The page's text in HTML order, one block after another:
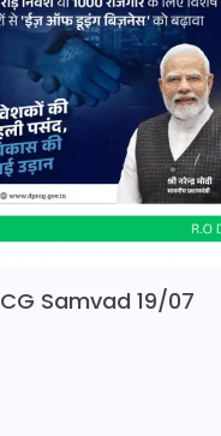
CG Samvad 19/07